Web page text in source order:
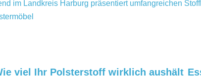
im Landkreis Harburg präsentiert umfangreichen
viel Ihr Polsterstoff wirklich aushält